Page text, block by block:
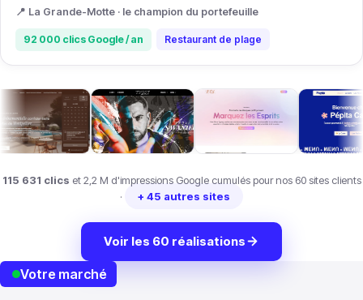
📍 La Grande-Motte · le champion du portefeuille
92 000 clics Google / an Restaurant de plage
115 631 clics et 2,2 M d'impressions Google cumulés pour nos 60 sites clients
·
+ 45 autres sites
Voir les 60 réalisations
Votre marché